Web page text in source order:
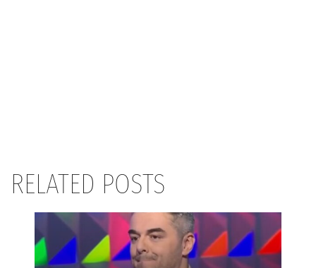
RELATED POSTS